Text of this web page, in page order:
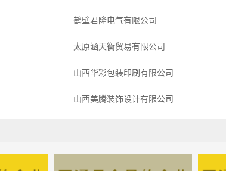
鹤壁君隆电气有限公司
太原涵天衡贸易有限公司
山西华彩包装印刷有限公司
山西美腾装饰设计有限公司